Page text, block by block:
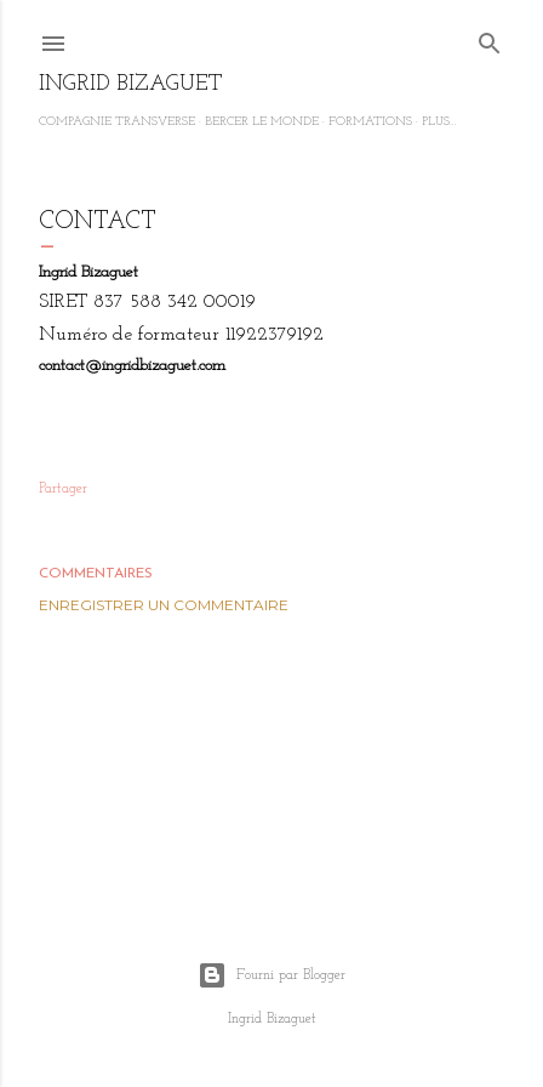
INGRID BIZAGUET
COMPAGNIE TRANSVERSE BERCER LE MONDE FORMATIONS PLUS…
CONTACT
Ingrid Bizaguet
SIRET 837 588 342 00019
Numéro de formateur 11922379192
contact@ingridbizaguet.com
Partager
COMMENTAIRES
ENREGISTRER UN COMMENTAIRE
Fourni par Blogger
Ingrid Bizaguet